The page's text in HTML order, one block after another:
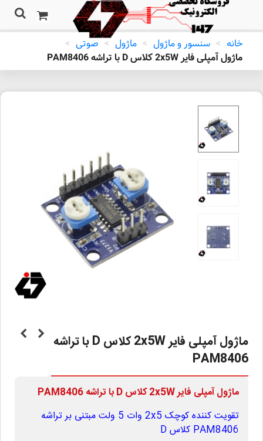
خانه > سنسور و ماژول > ماژول > صوتی >
ماژول آمپلی فایر 2x5W کلاس D با تراشه PAM8406
ماژول آمپلی فایر 2x5W کلاس D با تراشه
PAM8406
ماژول آمپلی فایر 2x5W کلاس D با تراشه PAM8406
تقویت کننده کوچک 2x5 وات 5 ولت مبتنی بر تراشه
PAM8406 کلاس D